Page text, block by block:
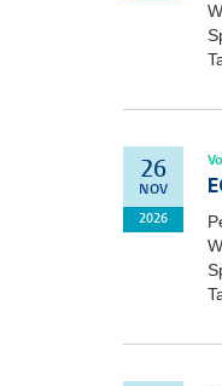
26
NOV
2026